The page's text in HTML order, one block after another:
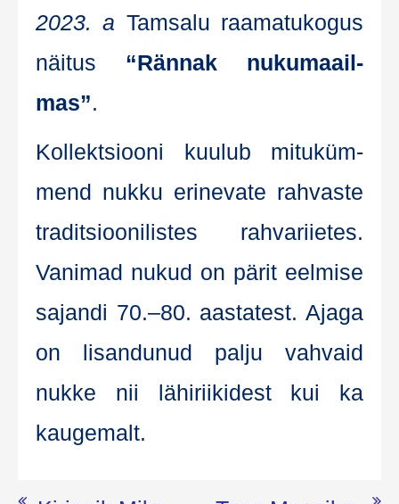
2023. a Tam­sa­lu raa­ma­tu­ko­gus
näi­tus “Rän­nak nuku­maa­il­
mas”.
Kol­lekt­sioo­ni kuu­lub mitu­küm­
mend nuk­ku eri­ne­va­te rah­vas­te
tra­dit­sioo­ni­lis­tes rah­va­riie­tes.
Vani­mad nukud on pärit eel­mise
sajan­di 70.–80. aas­ta­test. Aja­ga
on lisan­du­nud pal­ju vah­vaid
nuk­ke nii lähi­rii­ki­dest kui ka
kaugemalt.